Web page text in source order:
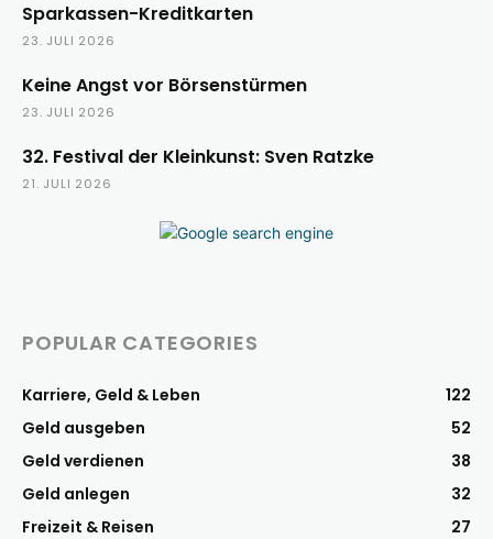
Sparkassen-Kreditkarten
23. JULI 2026
Keine Angst vor Börsenstürmen
23. JULI 2026
32. Festival der Kleinkunst: Sven Ratzke
21. JULI 2026
POPULAR CATEGORIES
Karriere, Geld & Leben
122
Geld ausgeben
52
Geld verdienen
38
Geld anlegen
32
Freizeit & Reisen
27